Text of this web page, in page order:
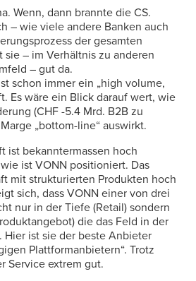
Wenn, dann brannte die CS.
– wie viele andere Banken auch
der gesamten
sie – im Verhältnis zu anderen
– gut da.
schon immer ein „high volume,
Es wäre ein Blick darauf wert, wie
(CHF -5.4 Mrd. B2B zu
„bottom-line“ auswirkt.
ist bekanntermassen hoch
ist VONN positioniert. Das
mit strukturierten Produkten hoch
sich, dass VONN einer von drei
nur in der Tiefe (Retail) sondern
die das Feld in der
Hier ist sie der beste Anbieter
Plattformanbietern“. Trotz
Service extrem gut.